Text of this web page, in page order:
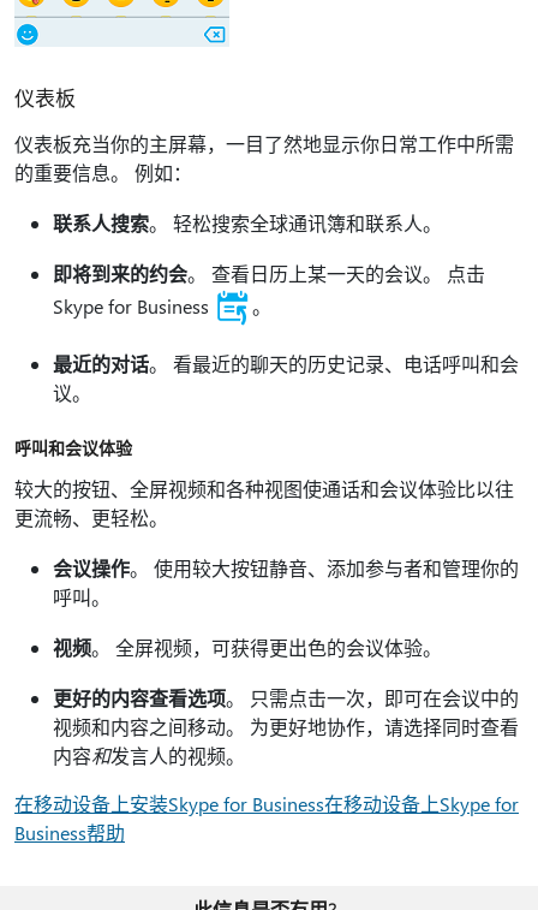
仪表板
仪表板充当你的主屏幕，一目了然地显示你日常工作中所需
的重要信息。 例如：
联系人搜索。 轻松搜索全球通讯簿和联系人。
即将到来的约会。 查看日历上某一天的会议。 点击
Skype for Business
。
最近的对话。 看最近的聊天的历史记录、电话呼叫和会
议。
呼叫和会议体验
较大的按钮、全屏视频和各种视图使通话和会议体验比以往
更流畅、更轻松。
会议操作。 使用较大按钮静音、添加参与者和管理你的
呼叫。
视频。 全屏视频，可获得更出色的会议体验。
更好的内容查看选项。 只需点击一次，即可在会议中的
视频和内容之间移动。 为更好地协作，请选择同时查看
内容和发言人的视频。
在移动设备上安装Skype for Business在移动设备 上Skype for
Business帮助